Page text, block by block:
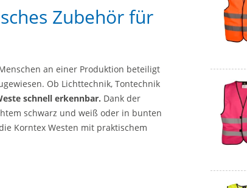
Zubehör für
an einer Produktion beteiligt
Ob Lichttechnik, Tontechnik
schnell erkennbar. Dank der
schwarz und weiß oder in bunten
Korntex Westen mit praktischem